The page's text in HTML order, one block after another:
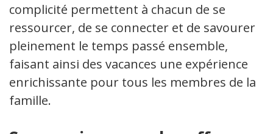
complicité permettent à chacun de se
ressourcer, de se connecter et de savourer
pleinement le temps passé ensemble,
faisant ainsi des vacances une expérience
enrichissante pour tous les membres de la
famille.